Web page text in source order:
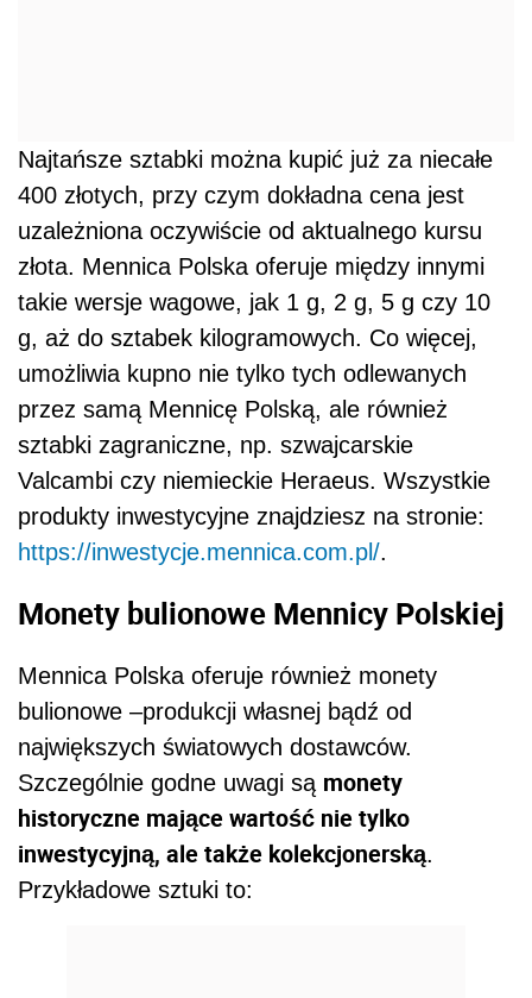
Valcambi czy niemieckie Heraeus. Wszystkie
produkty inwestycyjne znajdziesz na stronie:
https://inwestycje.mennica.com.pl/.
Monety bulionowe Mennicy Polskiej
Mennica Polska oferuje również monety
bulionowe –produkcji własnej bądź od
największych światowych dostawców.
Szczególnie godne uwagi sąmonety
historyczne mające wartość nie tylko
inwestycyjną, ale także kolekcjonerską.
Przykładowe sztuki to:
REKLAMA